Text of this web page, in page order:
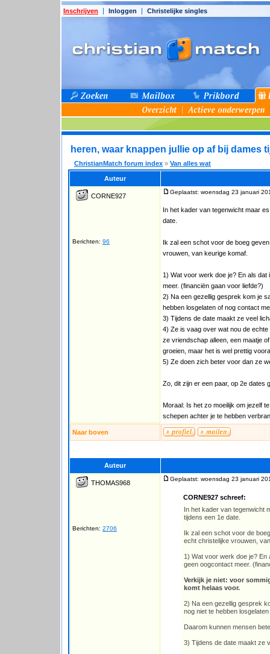
Inschrijven Inloggen Christelijke singles
heren, waar knappen jullie op af bij dames
ChristianMatch forum index » Van alles wat
Auteur
CORNE927
Berichten: 96
Geplaatst: woensdag 23 januari
In het kader van tegenwicht maar
date.
Ik zal een schot voor de boeg
vrouwen, van keurige komaf.
1) Wat voor werk doe je? En als
meer. (financiën gaan voor liefde?)
2) Na een gezellig gesprek kom je
hebben losgelaten of nog contact
3) Tijdens de date maakt ze veel
4) Ze is vaag over wat nou de
ze vriendschap alleen, een maatje
groeien, maar het is wel prettig
5) Ze doen zich beter voor dan ze
Zo, dit zijn er een paar, op 2e dates
Moraal: Is het zo moeilijk om jezelf
schepen achter je te hebben
Naar boven
Auteur
THOMAS968
Berichten: 2706
Geplaatst: woensdag 23 januari
CORNE927 schreef:
In het kader van tegenwicht
tijdens een 1e date.
Ik zal een schot voor de
echt christelijke vrouwen,
1) Wat voor werk doe je? En
geen oogcontact meer.
Verkijk je niet: voor
komt helaas voor.
2) Na een gezellig gesprek
nog niet te hebben
Daarom kunnen mensen
3) Tijdens de date maakt ze